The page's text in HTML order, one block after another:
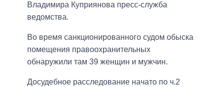
Владимира Куприянова пресс-служба
ведомства.
Во время санкционированного судом обыска
помещения правоохранительных
обнаружили там 39 женщин и мужчин.
Досудебное расследование начато по ч.2